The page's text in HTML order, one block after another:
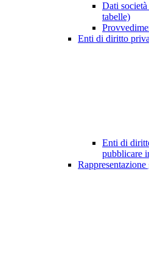
Dati
tabelle)
Enti di diritto
Enti di
pubblicare
Rappresentazione